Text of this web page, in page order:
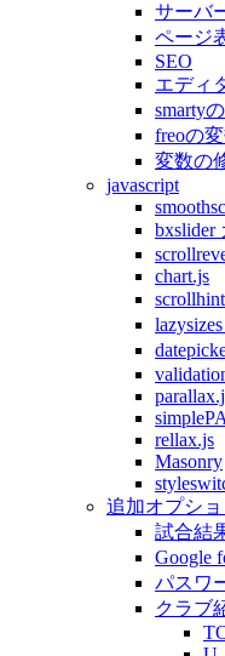
サーバ
ページ
SEO
エディ
smarty
freoの
変数の
javascript
bxslider
chart.js
rellax.js
Masonry
追加オプシ
試合結
Google
パスワ
クラブ